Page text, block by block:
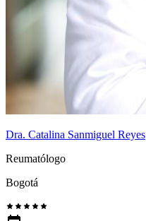
Dra. Catalina Sanmiguel Reyes
Reumatólogo
Bogotá